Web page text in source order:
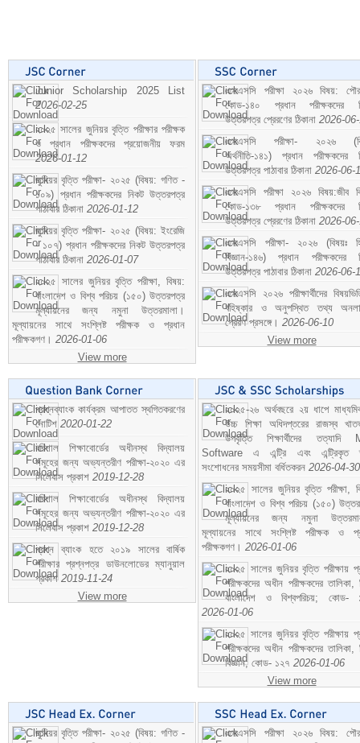
Junior Scholarship 2025 List
2026-02-25
২০২৫ সালের জুনিয়র বৃত্তি পরীক্ষার পরীক্ষক
ও প্রধান পরীক্ষকদের প্রয়োজনীয় ফরম
2026-01-12
জুনিয়র বৃত্তি পরীক্ষা- ২০২৫ (বিষয়: গণিত -
১০৯) প্রধান পরীক্ষকদের নিকট উত্তরপত্র
পাঠাবার ঠিকানা 2026-01-12
জুনিয়র বৃত্তি পরীক্ষা- ২০২৫ (বিষয়: ইংরেজি
- ১০৭) প্রধান পরীক্ষকদের নিকট উত্তরপত্র
পাঠাবার ঠিকানা 2026-01-07
২০২৫ সালের জুনিয়র বৃত্তি পরীক্ষা, বিষয়:
বাংলাদেশ ও বিশ্ব পরিচয় (১৫০) উত্তরপত্র
মূল্যায়নের জন্য নমুনা উত্তরমালা।
মূল্যায়নের সাথে সংশ্লিষ্ট পরীক্ষক ও প্রধান
পরীক্ষকগণ। 2026-01-06
View more
এসএসসি পরীক্ষা ২০২৬ বিষয়:
কোড-১৪০ প্রধান পরীক্ষকদের
উত্তরপত্র প্রেরণের ঠিকানা 2026-
এসএসসি পরীক্ষা- ২০২৬
অর্থনীতি-১৪১) প্রধান পরীক্ষকদের
উত্তরপত্র পাঠাবার ঠিকানা 2026-06-
এসএসসি পরীক্ষা ২০২৬ বিষয়:জীব
কোড-১৩৮ প্রধান পরীক্ষকদের
উত্তরপত্র প্রেরণের ঠিকানা 2026-
এসএসসি পরীক্ষা- ২০২৬ (বিষয়ঃ
বিজ্ঞান-১৪৬) প্রধান পরীক্ষকদের
উত্তরপত্র পাঠাবার ঠিকানা 2026-06-
এসএসসি ২০২৬ পরীক্ষার্থীদের
বহিষ্কার ও অনুপস্থিত তথ্য
প্রেরণ প্রসঙ্গে। 2026-06-10
View more
প্রশ্নব্যাংক কার্যক্রম আপাতত স্থগিতকরণের
নোটিশ 2020-01-22
বরিশাল শিক্ষাবোর্ডের অধীনস্থ বিদ্যালয়
সমূহের জন্য অভ্যন্তরীণ পরীক্ষা-২০২০ এর
সিলেবাস প্রকাশ 2019-12-28
বরিশাল শিক্ষাবোর্ডের অধীনস্থ বিদ্যালয়
সমূহের জন্য অভ্যন্তরীণ পরীক্ষা-২০২০ এর
সিলেবাস প্রকাশ 2019-12-28
প্রশ্ন ব্যাংক হতে ২০১৯ সালের বার্ষিক
পরীক্ষার প্রশ্নপত্র ডাউনলোডের ম্যানুয়াল
প্রকাশ 2019-11-24
View more
২০২৫-২৬ অর্থবছরে ২য় ধাপে
উচ্চ শিক্ষা অধিদপ্তরের রাজস্ব
উপবৃত্তি শিক্ষার্থীদের তত্যাদি
Software এ এন্ট্রি এবং এন্ট্রিকৃত
সংশোধনের সময়সীমা বর্ধিতকরন 2026-04-30
২০২৫ সালের জুনিয়র বৃত্তি পরীক্ষা,
বাংলাদেশ ও বিশ্ব পরিচয় (১৫০)
মূল্যায়নের জন্য নমুনা
মূল্যায়নের সাথে সংশ্লিষ্ট পরীক্ষক ও
পরীক্ষকগণ। 2026-01-06
২০২৫ সালের জুনিয়র বৃত্তি পরীক্ষায়
পরীক্ষকদের অধীন পরীক্ষকদের তালিকা,
বাংলাদেশ ও বিশ্বপরিচয়; কোড-
2026-01-06
২০২৫ সালের জুনিয়র বৃত্তি পরীক্ষায়
পরীক্ষকদের অধীন পরীক্ষকদের তালিকা,
বিজ্ঞান; কোড- ১২৭ 2026-01-06
View more
জুনিয়র বৃত্তি পরীক্ষা- ২০২৫ (বিষয়: গণিত -
এসএসসি পরীক্ষা ২০২৬ বিষয়: